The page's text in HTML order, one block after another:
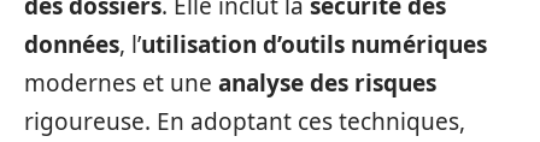
données, l’utilisation d’outils numériques
modernes et une analyse des risques
rigoureuse. En adoptant ces techniques,